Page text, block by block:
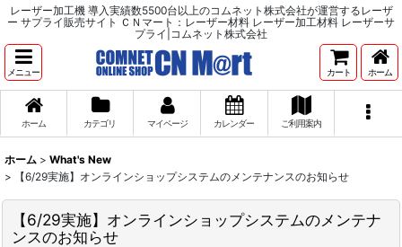
レーザー加工機 導入実績数5500台以上のコムネット株式会社が運営するレーザ
ー サプライ販売サイト ＣＮマート：レーザー材料 レーザー加工材料 レーザーサ
プライ|コムネット株式会社
メニュー カート ホーム
ホーム カテゴリ マイページ カレンダー ご利用案内
ホーム > What's New
>
【6/29実施】オンラインショップシステムのメンテナンスのお知らせ
【6/29実施】オンラインショップシステムのメンテナ
ンスのお知らせ